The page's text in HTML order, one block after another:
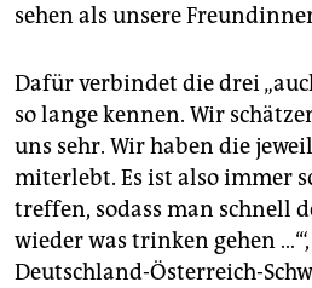
sehen als unsere
Dafür verbindet die drei
so lange kennen. Wir
uns sehr. Wir haben die
miterlebt. Es ist also immer
treffen, sodass man schnell
wieder was trinken gehen
Deutschland-Österreich-